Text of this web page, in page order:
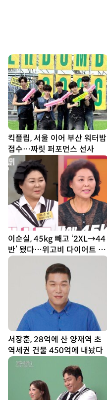
킥플립, 서울 이어 부산 워터밤
접수…짜릿 퍼포먼스 선사
이순실, 45kg 빼고 ‘2XL→44
반’ 됐다…위고비 다이어트 결
과
서장훈, 28억에 산 양재역 초
역세권 건물 450억에 내놨다